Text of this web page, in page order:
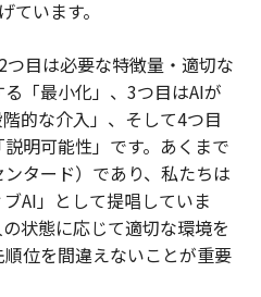
います。
目は必要な特徴量・適切な
「最小化」、3つ目はAIが
的な介入」、そして4つ目
明可能性」です。あくまで
タード）であり、私たちは
AI」として提唱していま
状態に応じて適切な環境を
位を間違えないことが重要